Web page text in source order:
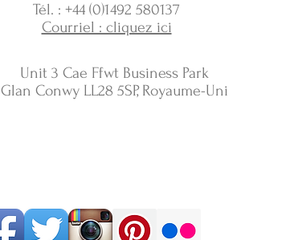
Tél. : +44 (0)1492 580137
Courriel : cliquez ici
Unit 3 Cae Ffwt Business Park
Glan Conwy LL28 5SP, Royaume-Uni